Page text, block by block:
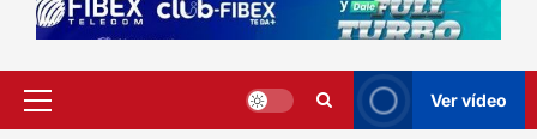
Menú
Ver vídeo